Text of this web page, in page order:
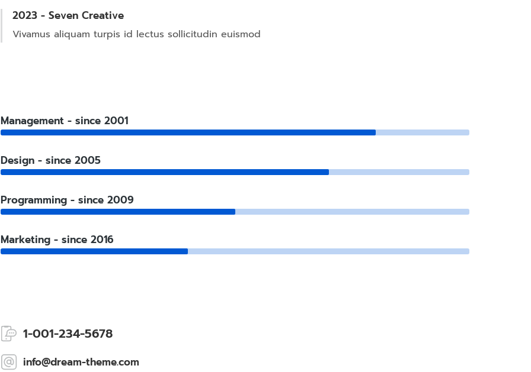
2023 - Seven Creative
Vivamus aliquam turpis id lectus sollicitudin euismod
Management - since 2001
Design - since 2005
Programming - since 2009
Marketing - since 2016
1-001-234-5678
info@dream-theme.com